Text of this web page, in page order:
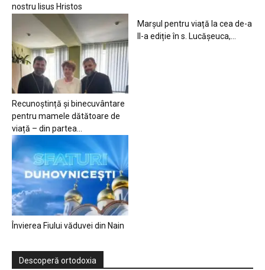
nostru Iisus Hristos
Recunoștință și binecuvântare
pentru mamele dătătoare de
viață – din partea...
Marșul pentru viață la cea de-a
II-a ediție în s. Lucășeuca,...
Învierea Fiului văduvei din Nain
Descoperă ortodoxia